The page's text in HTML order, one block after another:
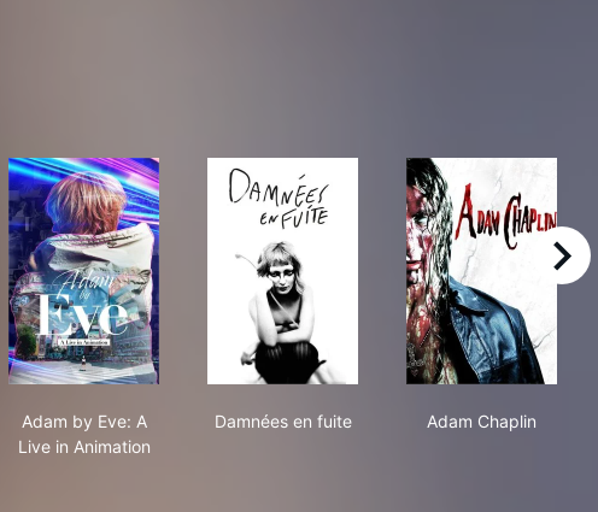
Adam by Eve: A
Live in Animation
Damnées en fuite
Adam Chaplin
right